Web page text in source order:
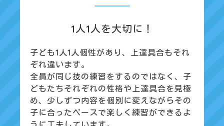
1人1人を大切に！
子ども1人1人個性があり、上達具合もそれ
ぞれ違います。
全員が同じ技の練習をするのではなく、子
どもたちそれぞれの性格や上達具合を見極
め、少しずつ内容を個別に変えながらその
子に合ったペースで楽しく練習ができるよ